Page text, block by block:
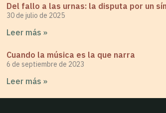
Del fallo a las urnas: la disputa por un
30 de julio de 2025
Leer más »
Cuando la música es la que narra
6 de septiembre de 2023
Leer más »